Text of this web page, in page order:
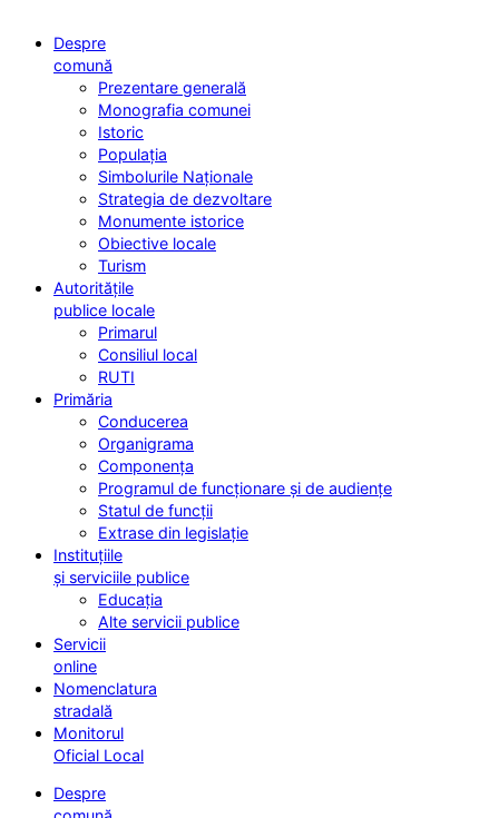
Despre
comună
Prezentare generală
Monografia comunei
Istoric
Populația
Simbolurile Naționale
Strategia de dezvoltare
Monumente istorice
Obiective locale
Turism
Autoritățile
publice locale
Primarul
Consiliul local
RUTI
Primăria
Conducerea
Organigrama
Componența
Programul de funcționare și de audiențe
Statul de funcții
Extrase din legislație
Instituțiile
și serviciile publice
Educația
Alte servicii publice
Servicii
online
Nomenclatura
stradală
Monitorul
Oficial Local
Despre